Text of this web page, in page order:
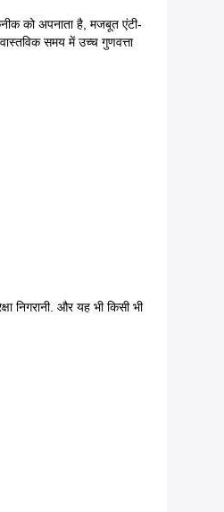
को अपनाता है, मजबूत एंटी-
समय में उच्च गुणवत्ता
निगरानी. और यह भी किसी भी